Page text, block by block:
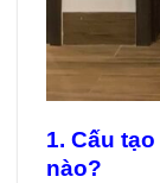
1. Cấu tạo
nào?